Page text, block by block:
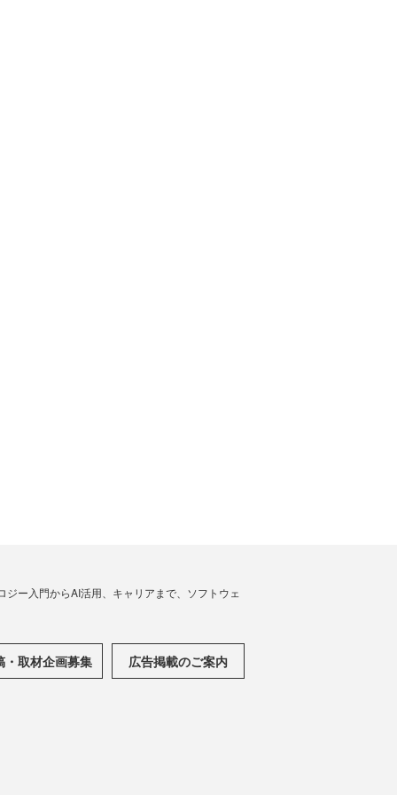
ー入門からAI活用、キャリアまで、ソフトウェ
・取材企画募集 広告掲載のご案内